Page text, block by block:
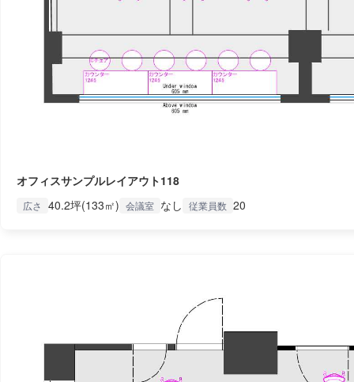
オフィスサンプルレイアウト118
広さ 40.2坪(133㎡) 会議室 なし 従業員数 20